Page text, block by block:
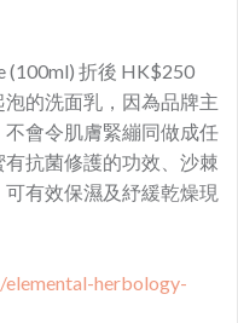
(100ml) 折後 HK$250
的洗面乳，因為品牌主
會令肌膚緊繃同做成任
抗菌修護的功效、沙棘
有效保濕及紓緩乾燥現
herbology-